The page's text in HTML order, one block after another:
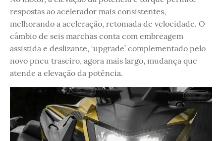
respostas ao acelerador mais consistentes,
melhorando a aceleração, retomada de velocidade. O
câmbio de seis marchas conta com embreagem
assistida e deslizante, ‘upgrade’ complementado pelo
novo pneu traseiro, agora mais largo, mudança que
atende a elevação da potência.